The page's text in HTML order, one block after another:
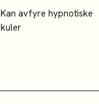
Kan avfyre hypnotiske
kuler